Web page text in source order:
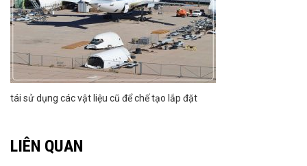
tái sử dụng các vật liệu cũ để chế tạo lắp đặt
LIÊN QUAN